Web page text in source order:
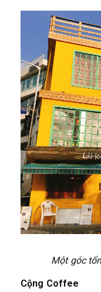
Một góc
Cộng Coffee